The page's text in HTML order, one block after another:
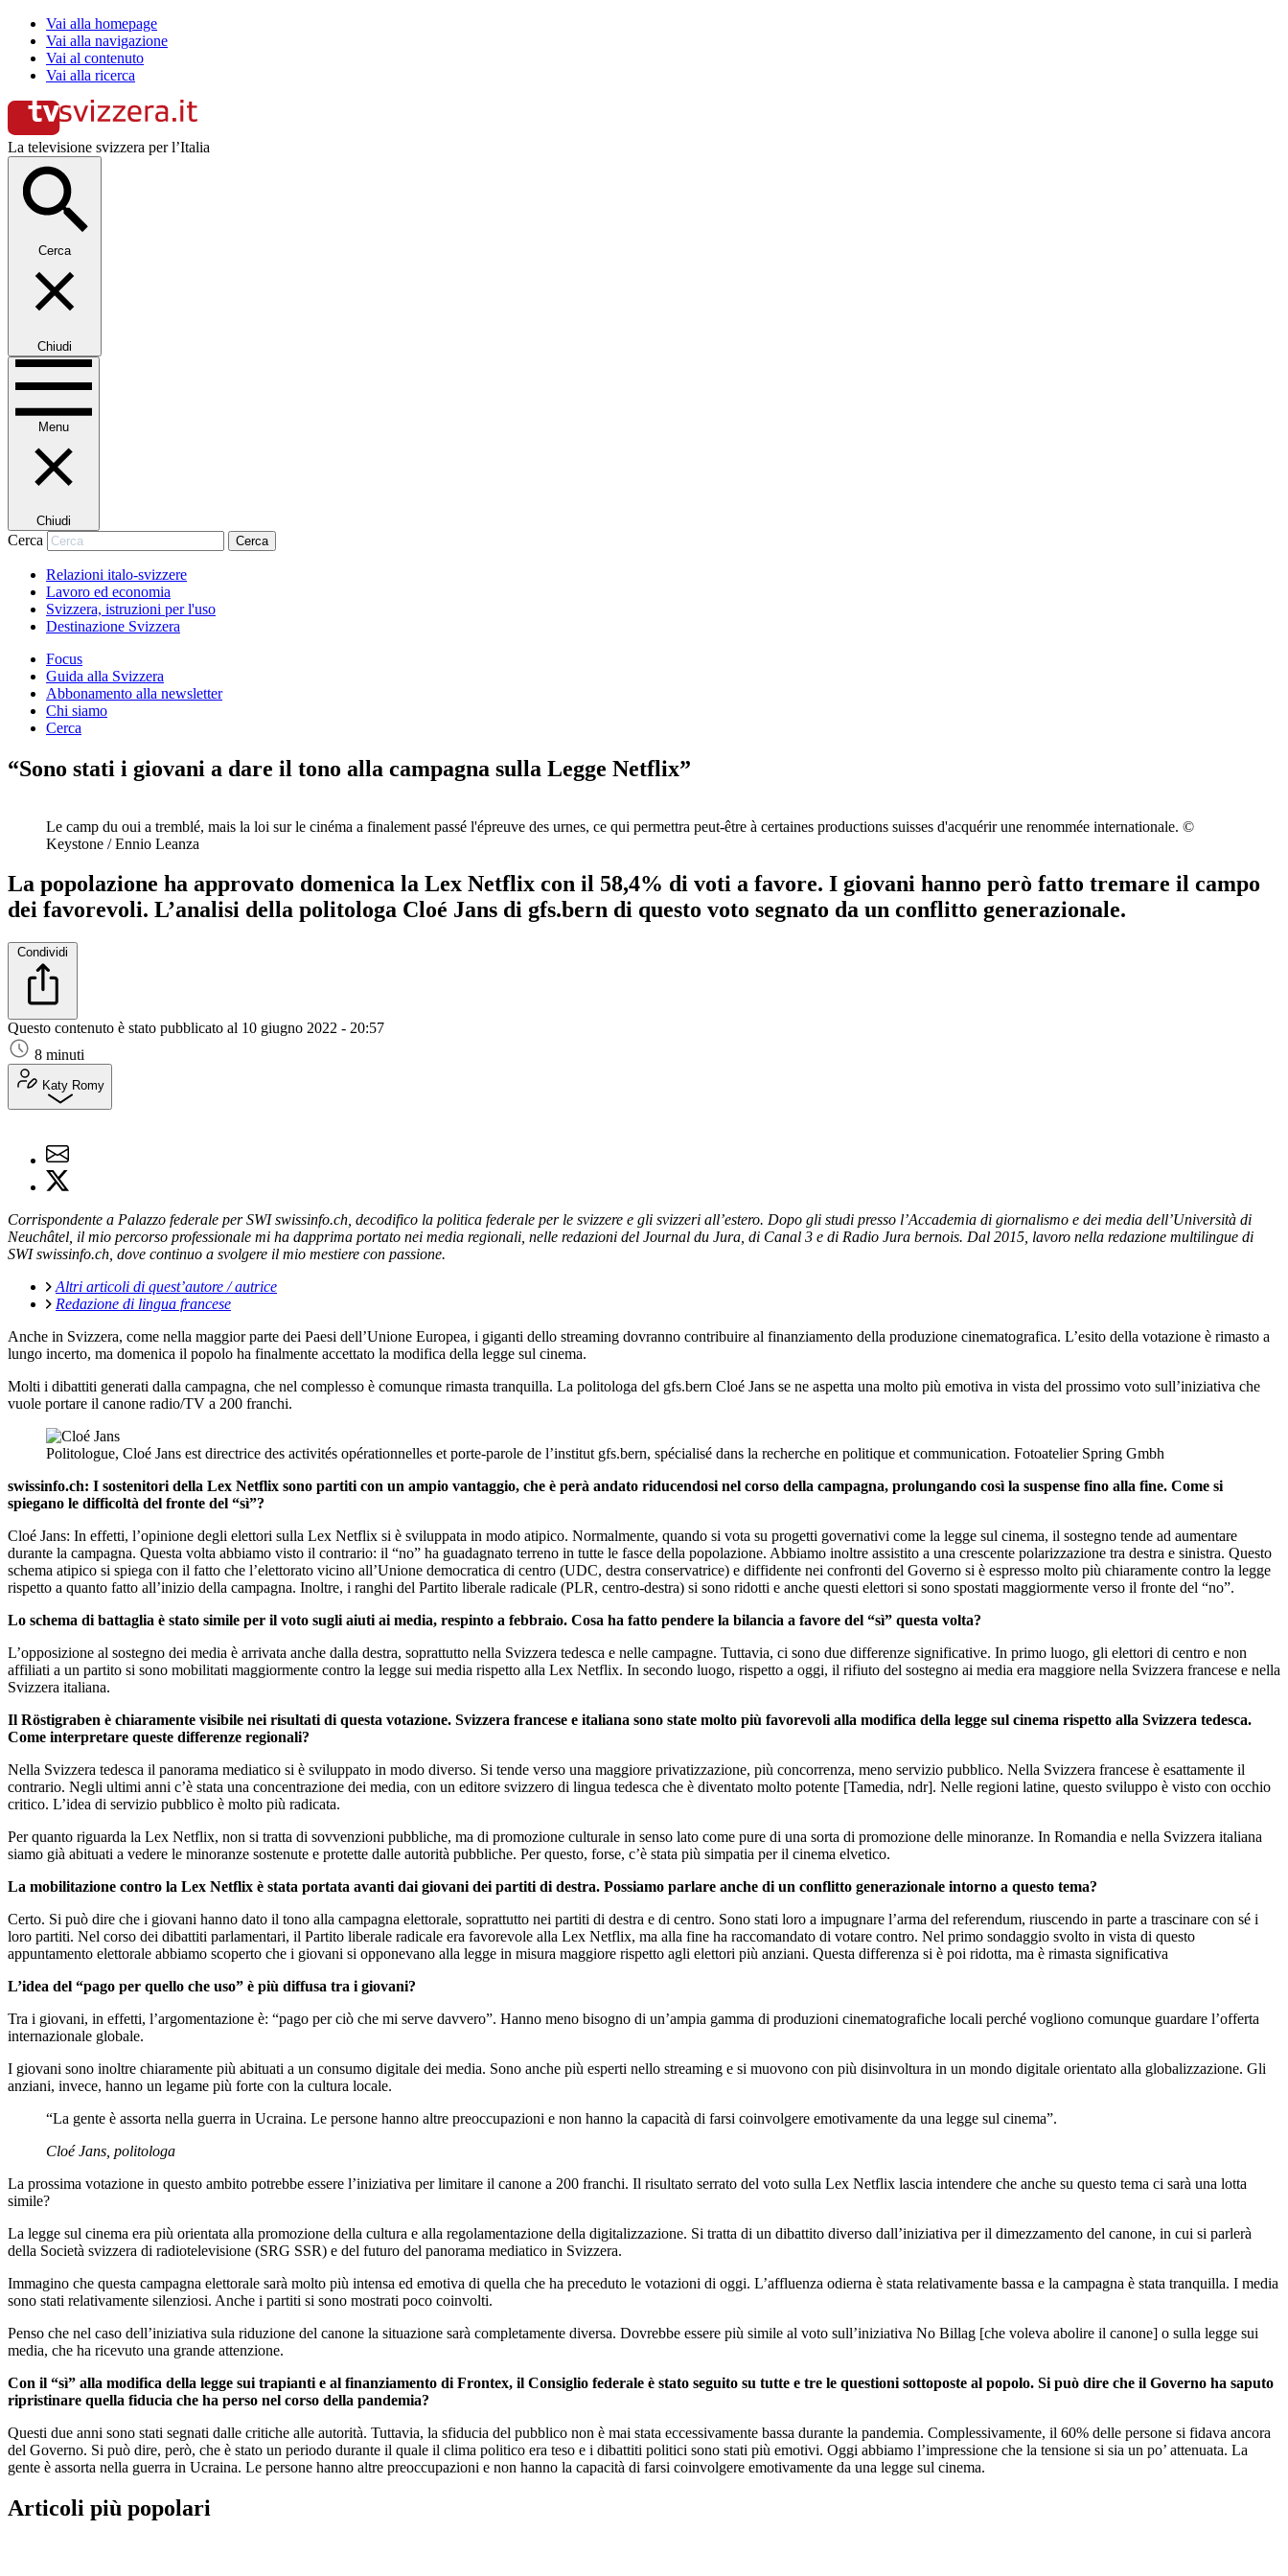
Vai alla homepage
Vai alla navigazione
Vai al contenuto
Vai alla ricerca
La televisione svizzera per l’Italia
Cerca
Chiudi
Menu
Chiudi
Cerca Cerca
Relazioni italo-svizzere
Lavoro ed economia
Svizzera, istruzioni per l'uso
Destinazione Svizzera
Focus
Guida alla Svizzera
Abbonamento alla newsletter
Chi siamo
Cerca
“Sono stati i giovani a dare il tono alla campagna sulla Legge Netflix”
Le camp du oui a tremblé, mais la loi sur le cinéma a finalement passé l'épreuve des urnes, ce qui permettra peut-être à certaines productions suisses d'acquérir une renommée internationale. ©
Keystone / Ennio Leanza
La popolazione ha approvato domenica la Lex Netflix con il 58,4% di voti a favore. I giovani hanno però fatto tremare il campo
dei favorevoli. L’analisi della politologa Cloé Jans di gfs.bern di questo voto segnato da un conflitto generazionale.
Condividi
Questo contenuto è stato pubblicato al 10 giugno 2022 - 20:57
8 minuti
Katy Romy
Corrispondente a Palazzo federale per SWI swissinfo.ch, decodifico la politica federale per le svizzere e gli svizzeri all’estero. Dopo gli studi presso l’Accademia di giornalismo e dei media dell’Università di
Neuchâtel, il mio percorso professionale mi ha dapprima portato nei media regionali, nelle redazioni del Journal du Jura, di Canal 3 e di Radio Jura bernois. Dal 2015, lavoro nella redazione multilingue di
SWI swissinfo.ch, dove continuo a svolgere il mio mestiere con passione.
Altri articoli di quest’autore / autrice
Redazione di lingua francese
Anche in Svizzera, come nella maggior parte dei Paesi dell’Unione Europea, i giganti dello streaming dovranno contribuire al finanziamento della produzione cinematografica. L’esito della votazione è rimasto a
lungo incerto, ma domenica il popolo ha finalmente accettato la modifica della legge sul cinema.
Molti i dibattiti generati dalla campagna, che nel complesso è comunque rimasta tranquilla. La politologa del gfs.bern Cloé Jans se ne aspetta una molto più emotiva in vista del prossimo voto sull’iniziativa che
vuole portare il canone radio/TV a 200 franchi.
Politologue, Cloé Jans est directrice des activités opérationnelles et porte-parole de l’institut gfs.bern, spécialisé dans la recherche en politique et communication. Fotoatelier Spring Gmbh
swissinfo.ch: I sostenitori della Lex Netflix sono partiti con un ampio vantaggio, che è perà andato riducendosi nel corso della campagna, prolungando così la suspense fino alla fine. Come si
spiegano le difficoltà del fronte del “sì”?
Cloé Jans: In effetti, l’opinione degli elettori sulla Lex Netflix si è sviluppata in modo atipico. Normalmente, quando si vota su progetti governativi come la legge sul cinema, il sostegno tende ad aumentare
durante la campagna. Questa volta abbiamo visto il contrario: il “no” ha guadagnato terreno in tutte le fasce della popolazione. Abbiamo inoltre assistito a una crescente polarizzazione tra destra e sinistra. Questo
schema atipico si spiega con il fatto che l’elettorato vicino all’Unione democratica di centro (UDC, destra conservatrice) e diffidente nei confronti del Governo si è espresso molto più chiaramente contro la legge
rispetto a quanto fatto all’inizio della campagna. Inoltre, i ranghi del Partito liberale radicale (PLR, centro-destra) si sono ridotti e anche questi elettori si sono spostati maggiormente verso il fronte del “no”.
Lo schema di battaglia è stato simile per il voto sugli aiuti ai media, respinto a febbraio. Cosa ha fatto pendere la bilancia a favore del “sì” questa volta?
L’opposizione al sostegno dei media è arrivata anche dalla destra, soprattutto nella Svizzera tedesca e nelle campagne. Tuttavia, ci sono due differenze significative. In primo luogo, gli elettori di centro e non
affiliati a un partito si sono mobilitati maggiormente contro la legge sui media rispetto alla Lex Netflix. In secondo luogo, rispetto a oggi, il rifiuto del sostegno ai media era maggiore nella Svizzera francese e nella
Svizzera italiana.
Il Röstigraben è chiaramente visibile nei risultati di questa votazione. Svizzera francese e italiana sono state molto più favorevoli alla modifica della legge sul cinema rispetto alla Svizzera tedesca.
Come interpretare queste differenze regionali?
Nella Svizzera tedesca il panorama mediatico si è sviluppato in modo diverso. Si tende verso una maggiore privatizzazione, più concorrenza, meno servizio pubblico. Nella Svizzera francese è esattamente il
contrario. Negli ultimi anni c’è stata una concentrazione dei media, con un editore svizzero di lingua tedesca che è diventato molto potente [Tamedia, ndr]. Nelle regioni latine, questo sviluppo è visto con occhio
critico. L’idea di servizio pubblico è molto più radicata.
Per quanto riguarda la Lex Netflix, non si tratta di sovvenzioni pubbliche, ma di promozione culturale in senso lato come pure di una sorta di promozione delle minoranze. In Romandia e nella Svizzera italiana
siamo già abituati a vedere le minoranze sostenute e protette dalle autorità pubbliche. Per questo, forse, c’è stata più simpatia per il cinema elvetico.
La mobilitazione contro la Lex Netflix è stata portata avanti dai giovani dei partiti di destra. Possiamo parlare anche di un conflitto generazionale intorno a questo tema?
Certo. Si può dire che i giovani hanno dato il tono alla campagna elettorale, soprattutto nei partiti di destra e di centro. Sono stati loro a impugnare l’arma del referendum, riuscendo in parte a trascinare con sé i
loro partiti. Nel corso dei dibattiti parlamentari, il Partito liberale radicale era favorevole alla Lex Netflix, ma alla fine ha raccomandato di votare contro. Nel primo sondaggio svolto in vista di questo
appuntamento elettorale abbiamo scoperto che i giovani si opponevano alla legge in misura maggiore rispetto agli elettori più anziani. Questa differenza si è poi ridotta, ma è rimasta significativa
L’idea del “pago per quello che uso” è più diffusa tra i giovani?
Tra i giovani, in effetti, l’argomentazione è: “pago per ciò che mi serve davvero”. Hanno meno bisogno di un’ampia gamma di produzioni cinematografiche locali perché vogliono comunque guardare l’offerta
internazionale globale.
I giovani sono inoltre chiaramente più abituati a un consumo digitale dei media. Sono anche più esperti nello streaming e si muovono con più disinvoltura in un mondo digitale orientato alla globalizzazione. Gli
anziani, invece, hanno un legame più forte con la cultura locale.
“La gente è assorta nella guerra in Ucraina. Le persone hanno altre preoccupazioni e non hanno la capacità di farsi coinvolgere emotivamente da una legge sul cinema”.
Cloé Jans, politologa
La prossima votazione in questo ambito potrebbe essere l’iniziativa per limitare il canone a 200 franchi. Il risultato serrato del voto sulla Lex Netflix lascia intendere che anche su questo tema ci sarà una lotta
simile?
La legge sul cinema era più orientata alla promozione della cultura e alla regolamentazione della digitalizzazione. Si tratta di un dibattito diverso dall’iniziativa per il dimezzamento del canone, in cui si parlerà
della Società svizzera di radiotelevisione (SRG SSR) e del futuro del panorama mediatico in Svizzera.
Immagino che questa campagna elettorale sarà molto più intensa ed emotiva di quella che ha preceduto le votazioni di oggi. L’affluenza odierna è stata relativamente bassa e la campagna è stata tranquilla. I media
sono stati relativamente silenziosi. Anche i partiti si sono mostrati poco coinvolti.
Penso che nel caso dell’iniziativa sula riduzione del canone la situazione sarà completamente diversa. Dovrebbe essere più simile al voto sull’iniziativa No Billag [che voleva abolire il canone] o sulla legge sui
media, che ha ricevuto una grande attenzione.
Con il “sì” alla modifica della legge sui trapianti e al finanziamento di Frontex, il Consiglio federale è stato seguito su tutte e tre le questioni sottoposte al popolo. Si può dire che il Governo ha saputo
ripristinare quella fiducia che ha perso nel corso della pandemia?
Questi due anni sono stati segnati dalle critiche alle autorità. Tuttavia, la sfiducia del pubblico non è mai stata eccessivamente bassa durante la pandemia. Complessivamente, il 60% delle persone si fidava ancora
del Governo. Si può dire, però, che è stato un periodo durante il quale il clima politico era teso e i dibattiti politici sono stati più emotivi. Oggi abbiamo l’impressione che la tensione si sia un po’ attenuata. La
gente è assorta nella guerra in Ucraina. Le persone hanno altre preoccupazioni e non hanno la capacità di farsi coinvolgere emotivamente da una legge sul cinema.
Articoli più popolari